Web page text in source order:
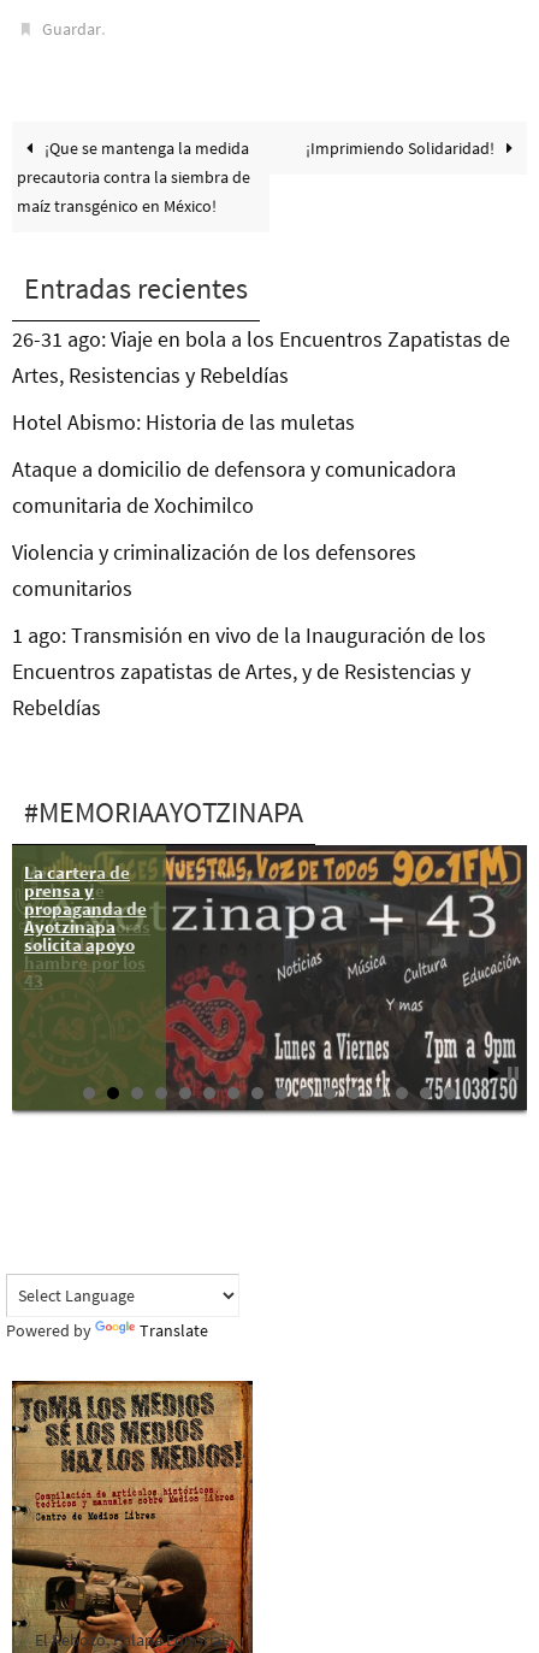
Guardar.
¡Que se mantenga la medida
precautoria contra la siembra de
maíz transgénico en México!
¡Imprimiendo Solidaridad!
Entradas recientes
26-31 ago: Viaje en bola a los Encuentros Zapatistas de
Artes, Resistencias y Rebeldías
Hotel Abismo: Historia de las muletas
Ataque a domicilio de defensora y comunicadora
comunitaria de Xochimilco
Violencia y criminalización de los defensores
comunitarios
1 ago: Transmisión en vivo de la Inauguración de los
Encuentros zapatistas de Artes, y de Resistencias y
Rebeldías
#MEMORIAAYOTZINAPA
La cartera de
prensa y
propaganda de
Ayotzinapa
solicita apoyo
Madres y
padres de
Ayotzinapa
inician 43 horas
de huelga de
hambre por los
43
Powered by Translate
El Rebozo, Palapa Editorial,